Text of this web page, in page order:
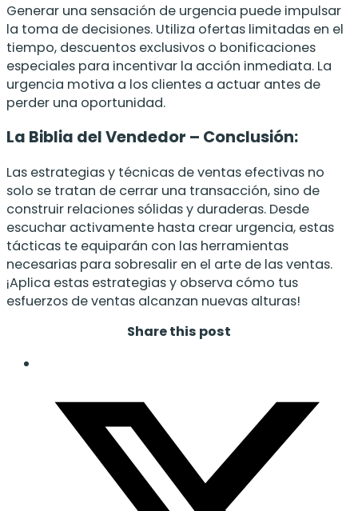
Generar una sensación de urgencia puede impulsar
la toma de decisiones. Utiliza ofertas limitadas en el
tiempo, descuentos exclusivos o bonificaciones
especiales para incentivar la acción inmediata. La
urgencia motiva a los clientes a actuar antes de
perder una oportunidad.
La Biblia del Vendedor – Conclusión:
Las estrategias y técnicas de ventas efectivas no
solo se tratan de cerrar una transacción, sino de
construir relaciones sólidas y duraderas. Desde
escuchar activamente hasta crear urgencia, estas
tácticas te equiparán con las herramientas
necesarias para sobresalir en el arte de las ventas.
¡Aplica estas estrategias y observa cómo tus
esfuerzos de ventas alcanzan nuevas alturas!
Share this post